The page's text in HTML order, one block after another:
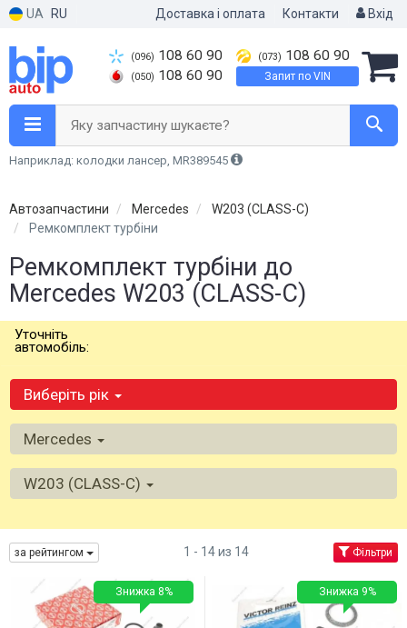
UA RU Доставка і оплата Контакти Вхід
(096) 108 60 90
(050) 108 60 90
(073) 108 60 90
Запит по VIN
Яку запчастину шукаєте?
Наприклад: колодки лансер, MR389545
Автозапчастини Mercedes
W203 (CLASS-C)
Ремкомплект турбіни
Ремкомплект турбіни до
Mercedes W203 (CLASS-C)
Уточніть
автомобіль:
Виберіть рік
Mercedes
W203 (CLASS-C)
за рейтингом 1 - 14 из 14 Фільтри
Знижка 8% Знижка 9%